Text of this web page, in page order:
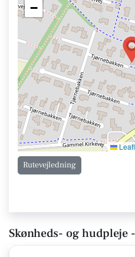
−
Rutevejledning
Skønheds- og